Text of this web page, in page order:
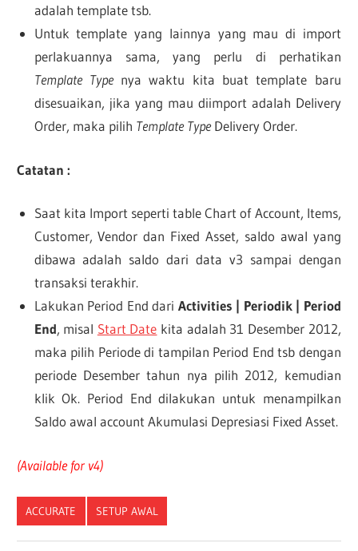
adalah template tsb.
Untuk template yang lainnya yang mau di import
perlakuannya sama, yang perlu di perhatikan
Template Typenya waktu kita buat template baru
disesuaikan, jika yang mau diimport adalah Delivery
Order, maka pilih Template TypeDelivery Order.
Catatan :
Saat kita Import seperti table Chart of Account, Items,
Customer, Vendor dan Fixed Asset, saldo awal yang
dibawa adalah saldo dari data v3 sampai dengan
transaksi terakhir.
Lakukan Period End dari Activities | Periodik | Period
End, misal Start Date kita adalah 31 Desember 2012,
maka pilih Periode di tampilan Period End tsb dengan
periode Desember tahun nya pilih 2012, kemudian
klik Ok. Period End dilakukan untuk menampilkan
Saldo awal account Akumulasi Depresiasi Fixed Asset.
(Available for v4)
ACCURATE SETUP AWAL